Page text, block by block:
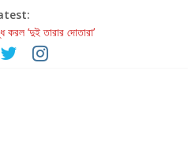
করল ‘দুই তারার দোতারা’
বিবর্তনের গল্প
রথযাত্রার উদযাপন